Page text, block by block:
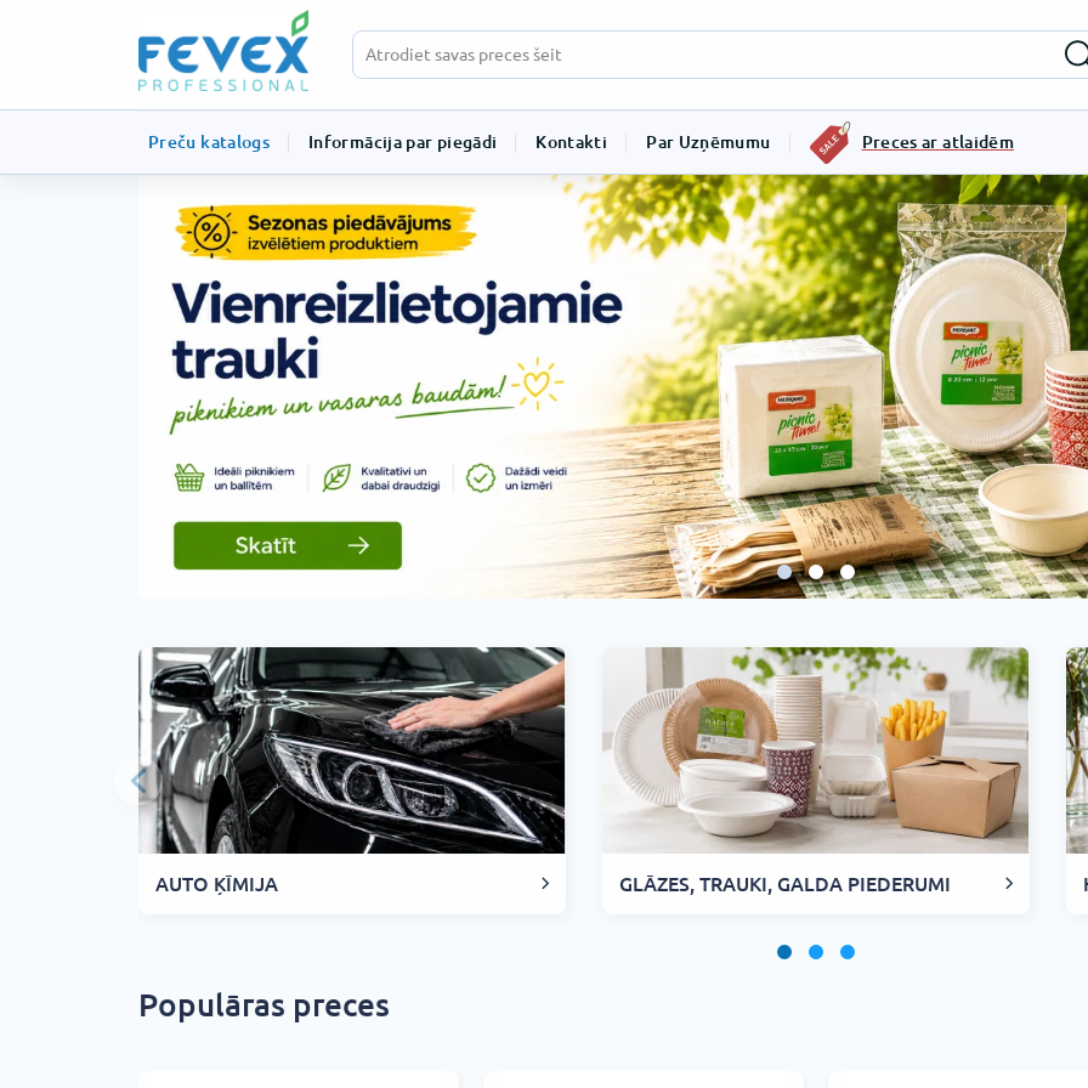
Preču katalogs Informācija par piegādi Kontakti Par Uzņēmumu Preces ar atlaidēm
AUTO ĶĪMIJA GLĀZES, TRAUKI, GALDA PIEDERUMI
Populāras preces